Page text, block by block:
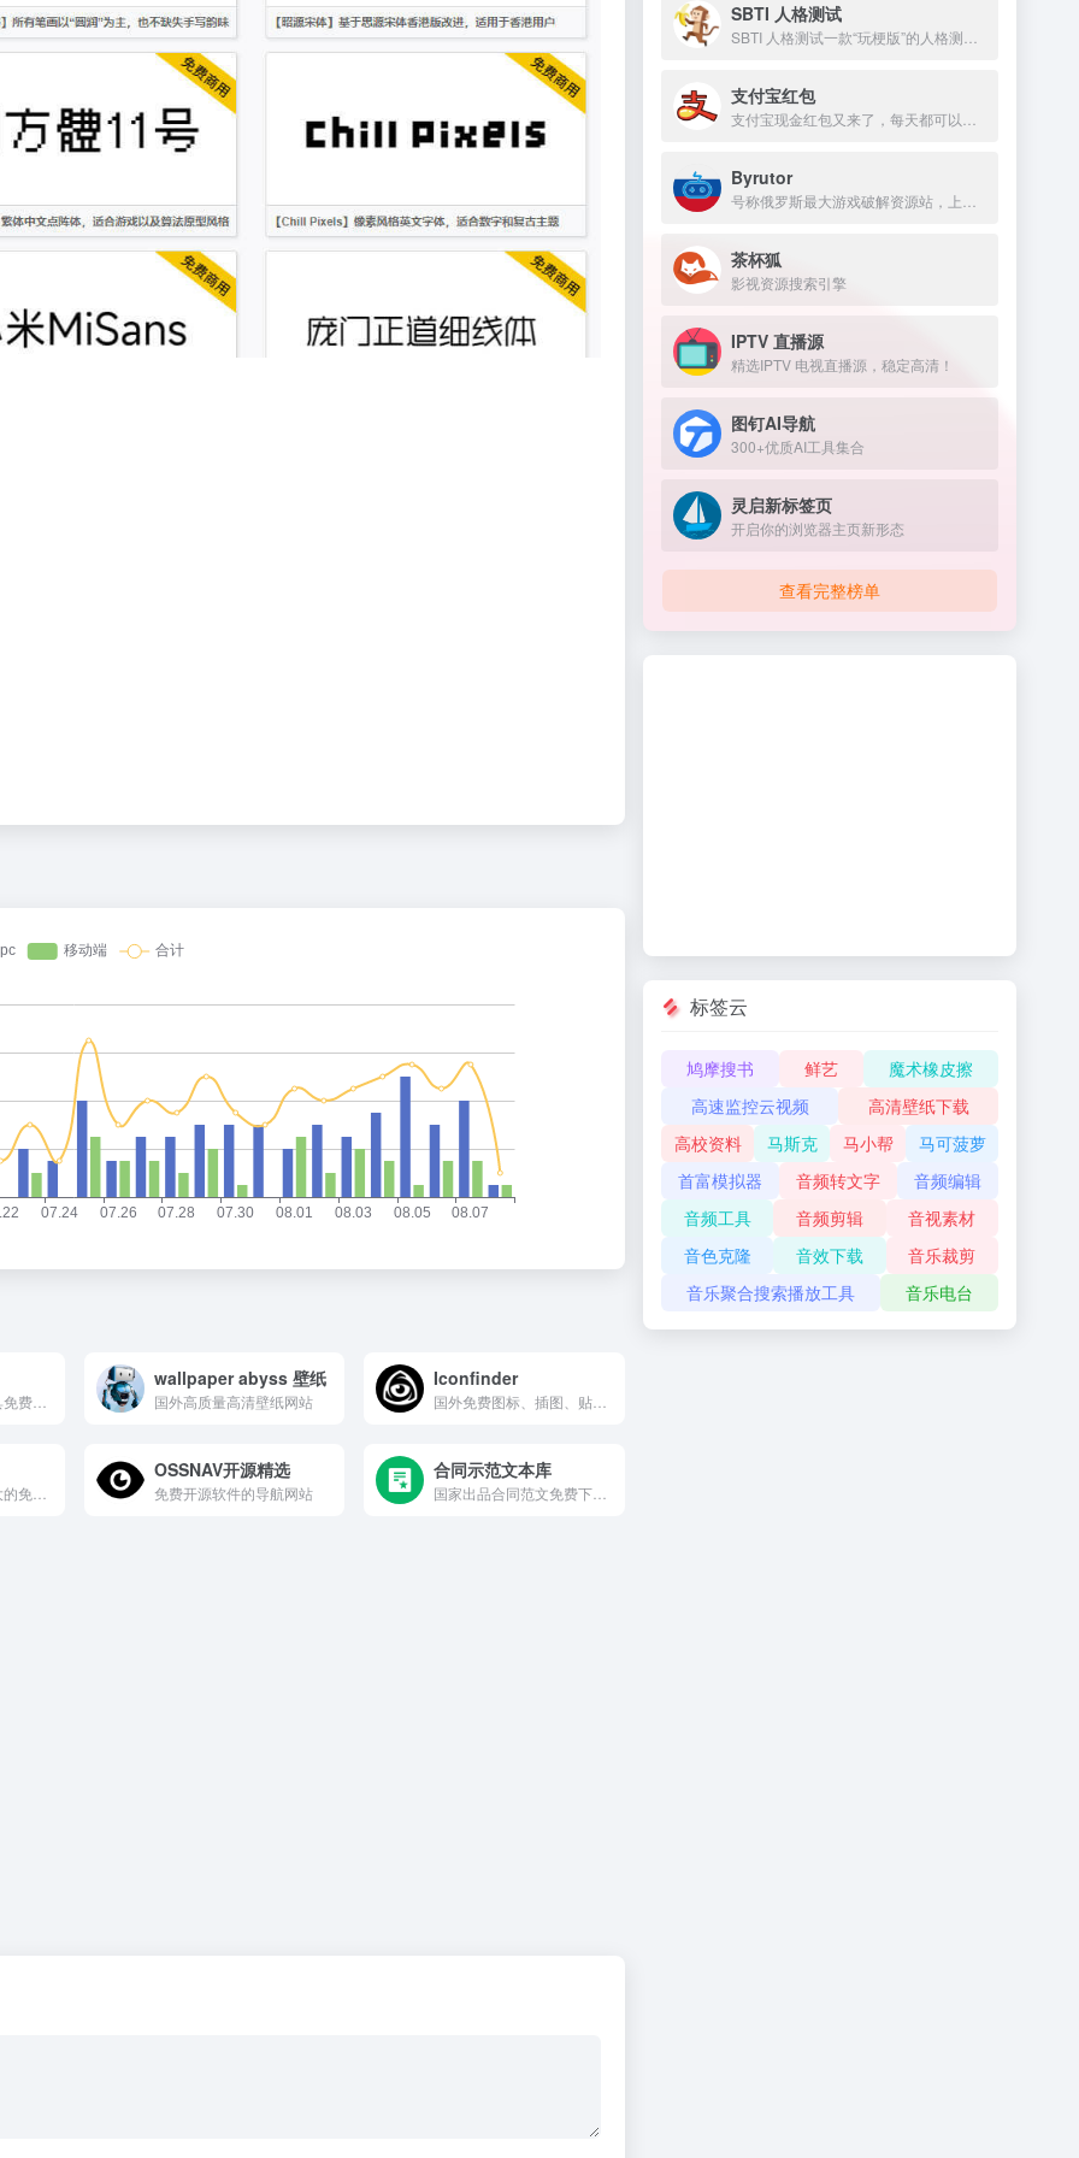
软件补丁、激活工具免费下载网站
wallpaper abyss 壁纸
国外高质量高清壁纸网站
Iconfinder
OSSNAV开源精选
免费开源软件的导航网站
合同示范文本库
SBTI 人格测试
支付宝红包
Byrutor
茶杯狐
影视资源搜索引擎
IPTV 直播源
精选IPTV 电视直播源，稳定高清！
图钉AI导航
300+优质AI工具集合
灵启新标签页
开启你的浏览器主页新形态
查看完整榜单
标签云
鸠摩搜书 鲜艺
魔术橡皮擦
高速监控云视频
高清壁纸下载
高校资料
马斯克 马小帮
马可菠萝
首富模拟器
音频转文字
音频编辑
音频工具
音频剪辑
音视素材
音色克隆
音效下载
音乐裁剪
音乐聚合搜索播放工具
音乐电台